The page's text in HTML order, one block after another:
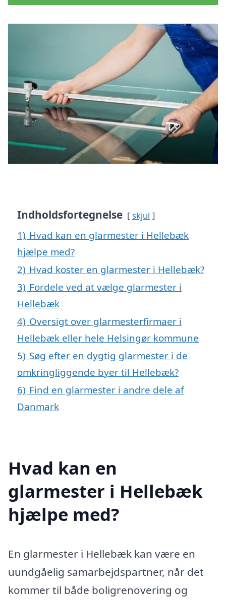
Indholdsfortegnelse skjul
1) Hvad kan en glarmester i Hellebæk
hjælpe med?
2) Hvad koster en glarmester i Hellebæk?
3) Fordele ved at vælge glarmester i
Hellebæk
4) Oversigt over glarmesterfirmaer i
Hellebæk eller hele Helsingør kommune
5) Søg efter en dygtig glarmester i de
omkringliggende byer til Hellebæk?
6) Find en glarmester i andre dele af
Danmark
Hvad kan en
glarmester i Hellebæk
hjælpe med?
En glarmester i Hellebæk kan være en
uundgåelig samarbejdspartner, når det
kommer til både boligrenovering og